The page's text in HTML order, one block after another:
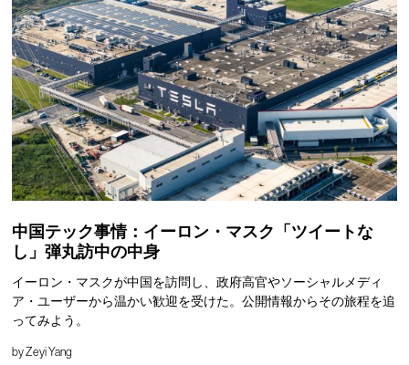
中国テック事情：イーロン・マスク「ツイートな
し」弾丸訪中の中身
イーロン・マスクが中国を訪問し、政府高官やソーシャルメディ
ア・ユーザーから温かい歓迎を受けた。公開情報からその旅程を追
ってみよう。
byZeyi Yang